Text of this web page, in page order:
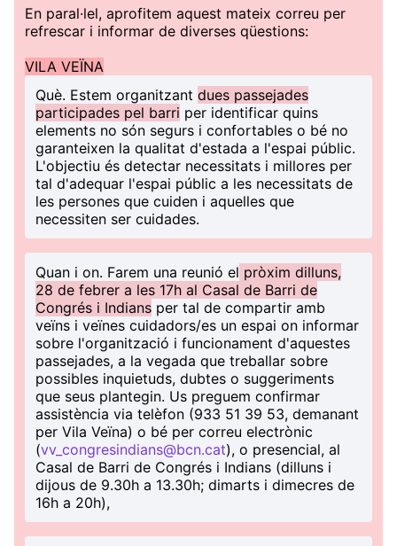
En paral·lel, aprofitem aquest mateix correu per
refrescar i informar de diverses qüestions:
VILA VEÏNA
Què. Estem organitzant dues passejades
participades pel barri per identificar quins
elements no són segurs i confortables o bé no
garanteixen la qualitat d'estada a l'espai públic.
L'objectiu és detectar necessitats i millores per
tal d'adequar l'espai públic a les necessitats de
les persones que cuiden i aquelles que
necessiten ser cuidades.
Quan i on. Farem una reunió el pròxim dilluns,
28 de febrer a les 17h al Casal de Barri de
Congrés i Indians per tal de compartir amb
veïns i veïnes cuidadors/es un espai on informar
sobre l'organització i funcionament d'aquestes
passejades, a la vegada que treballar sobre
possibles inquietuds, dubtes o suggeriments
que seus plantegin. Us preguem confirmar
assistència via telèfon (933 51 39 53, demanant
per Vila Veïna) o bé per correu electrònic
(vv_congresindians@bcn.cat), o presencial, al
Casal de Barri de Congrés i Indians (dilluns i
dijous de 9.30h a 13.30h; dimarts i dimecres de
16h a 20h),